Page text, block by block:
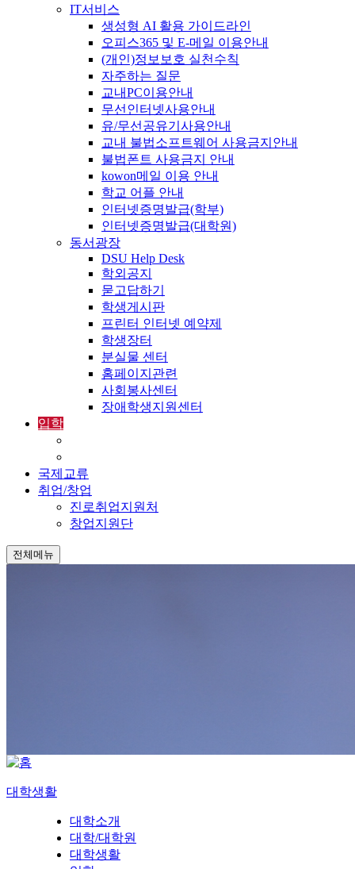
IT서비스
생성형 AI 활용 가이드라인
오피스365 및 E-메일 이용안내
(개인)정보보호 실천수칙
자주하는 질문
교내PC이용안내
무선인터넷사용안내
유/무선공유기사용안내
교내 불법소프트웨어 사용금지안내
불법폰트 사용금지 안내
kowon메일 이용 안내
학교 어플 안내
인터넷증명발급(학부)
인터넷증명발급(대학원)
동서광장
DSU Help Desk
학외공지
묻고답하기
학생게시판
프린터 인터넷 예약제
학생장터
분실물 센터
홈페이지관련
사회봉사센터
장애학생지원센터
입학
국제교류
취업/창업
진로취업지원처
창업지원단
전체메뉴
대학생활
대학소개
대학/대학원
대학생활